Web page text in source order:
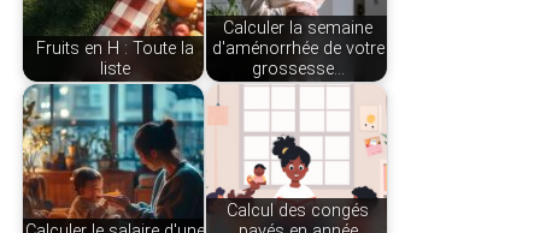
Fruits en H : Toute la
liste
Calculer la semaine
d'aménorrhée de votre
grossesse…
Calcul des congés